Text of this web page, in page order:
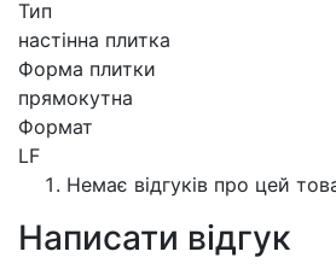
Тип
настінна плитка
Форма плитки
прямокутна
Формат
LF
Немає відгуків про цей
Написати відгук